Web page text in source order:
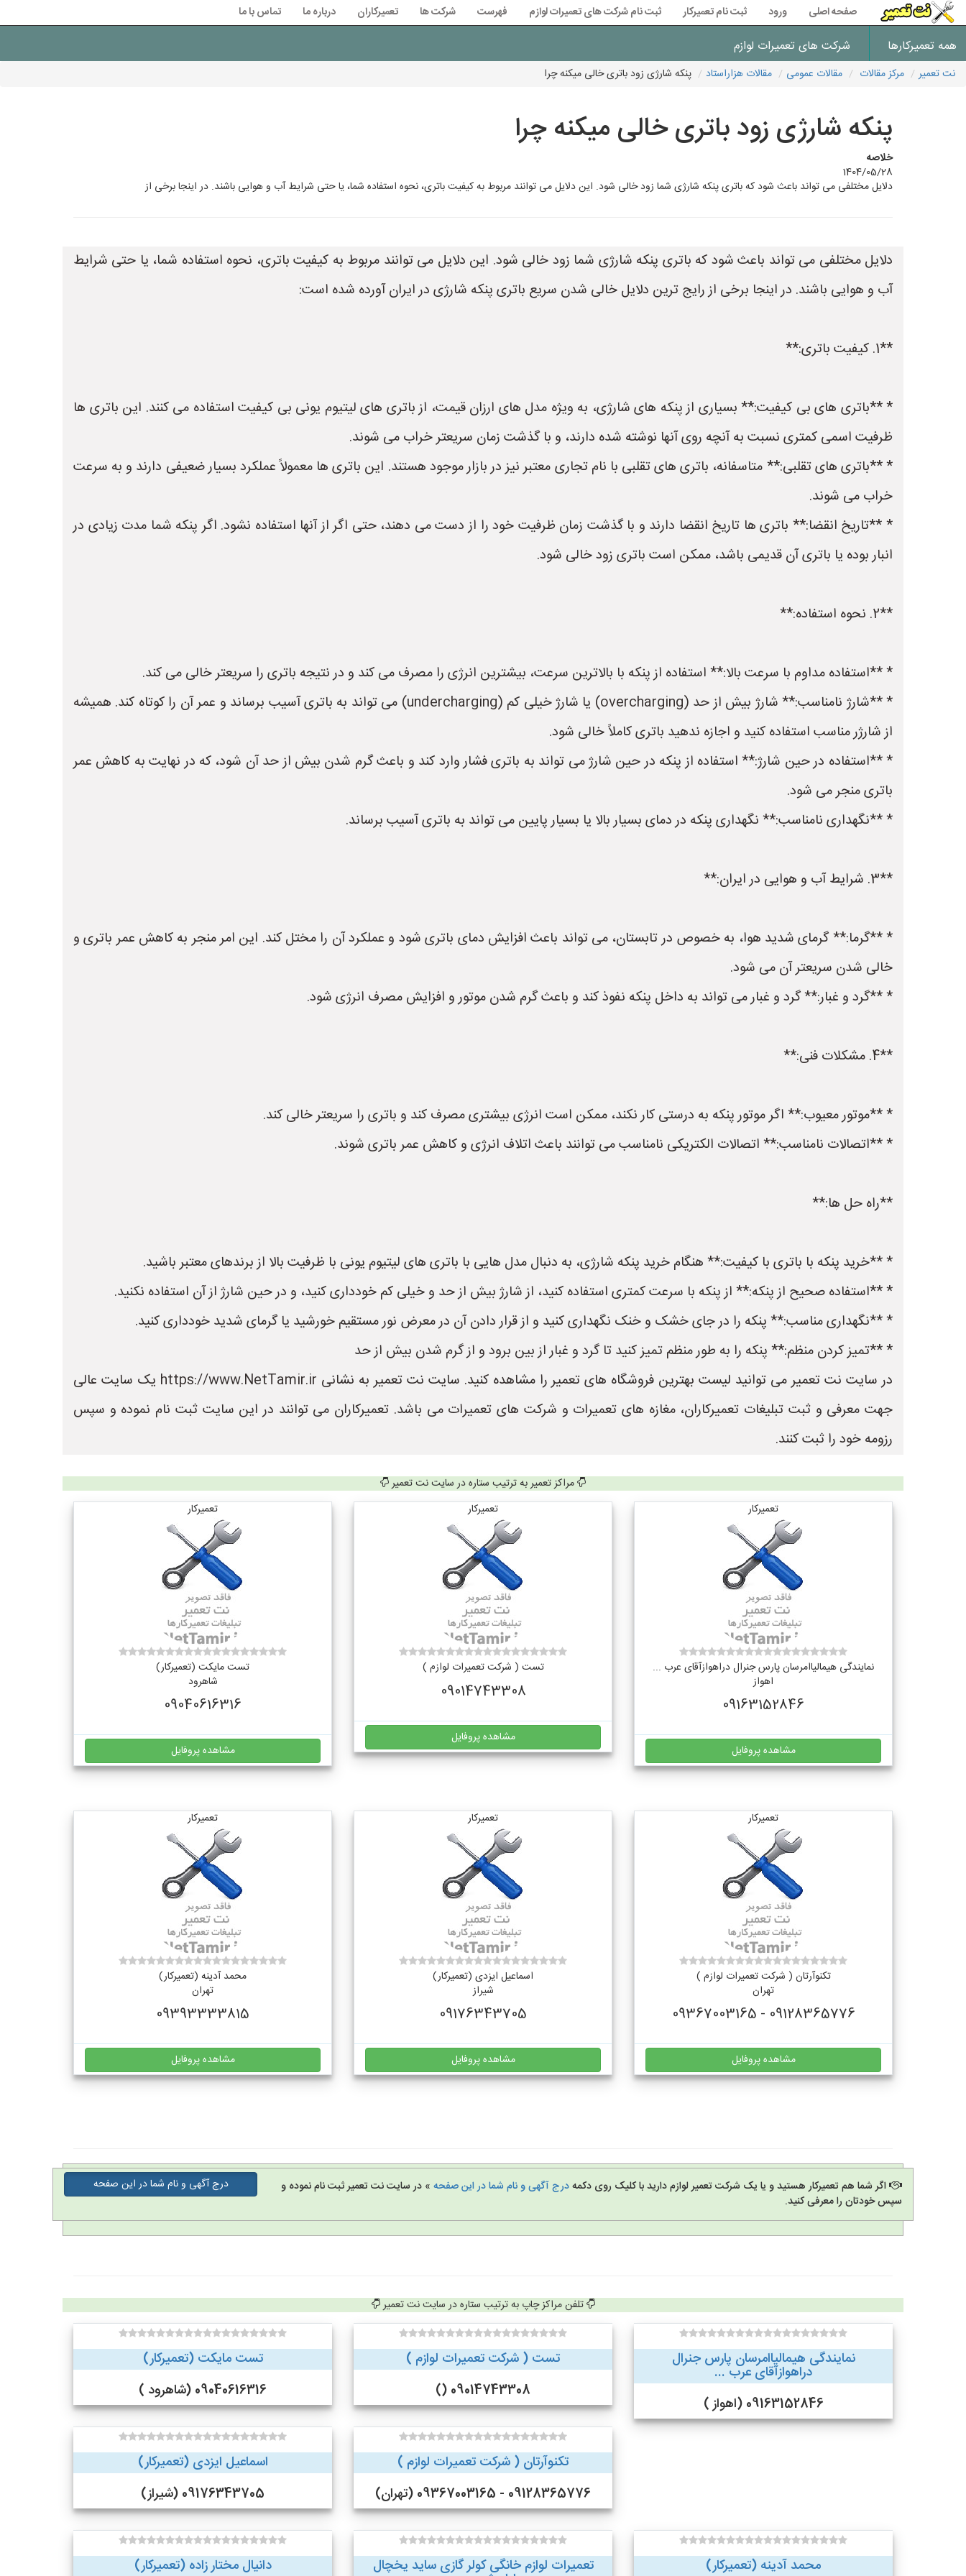
صفحه اصلی ورود ثبت نام تعمیرکار ثبت نام شرکت های تعمیرات لوازم فهرست شرکت ها تعمیرکاران درباره ما تماس با ما
همه تعمیرکارها شرکت های تعمیرات لوازم
نت تعمیر مرکز مقالات مقالات عمومی مقالات هزاراستاد پنکه شارژی زود باتری خالی میکنه چرا
پنکه شارژی زود باتری خالی میکنه چرا
خلاصه
1404/05/28
دلایل مختلفی می تواند باعث شود که باتری پنکه شارژی شما زود خالی شود. این دلایل می توانند مربوط به کیفیت باتری، نحوه استفاده شما، یا حتی شرایط آب و هوایی باشند. در اینجا برخی از
دلایل مختلفی می تواند باعث شود که باتری پنکه شارژی شما زود خالی شود. این دلایل می توانند مربوط به کیفیت باتری، نحوه استفاده شما، یا حتی شرایط
آب و هوایی باشند. در اینجا برخی از رایج ترین دلایل خالی شدن سریع باتری پنکه شارژی در ایران آورده شده است:
**1. کیفیت باتری:**
* **باتری های بی کیفیت:** بسیاری از پنکه های شارژی، به ویژه مدل های ارزان قیمت، از باتری های لیتیوم یونی بی کیفیت استفاده می کنند. این باتری ها
ظرفیت اسمی کمتری نسبت به آنچه روی آنها نوشته شده دارند، و با گذشت زمان سریعتر خراب می شوند.
* **باتری های تقلبی:** متاسفانه، باتری های تقلبی با نام تجاری معتبر نیز در بازار موجود هستند. این باتری ها معمولاً عملکرد بسیار ضعیفی دارند و به سرعت
خراب می شوند.
* **تاریخ انقضا:** باتری ها تاریخ انقضا دارند و با گذشت زمان ظرفیت خود را از دست می دهند، حتی اگر از آنها استفاده نشود. اگر پنکه شما مدت زیادی در
انبار بوده یا باتری آن قدیمی باشد، ممکن است باتری زود خالی شود.
**2. نحوه استفاده:**
* **استفاده مداوم با سرعت بالا:** استفاده از پنکه با بالاترین سرعت، بیشترین انرژی را مصرف می کند و در نتیجه باتری را سریعتر خالی می کند.
* **شارژ نامناسب:** شارژ بیش از حد (overcharging) یا شارژ خیلی کم (undercharging) می تواند به باتری آسیب برساند و عمر آن را کوتاه کند. همیشه
از شارژر مناسب استفاده کنید و اجازه ندهید باتری کاملاً خالی شود.
* **استفاده در حین شارژ:** استفاده از پنکه در حین شارژ می تواند به باتری فشار وارد کند و باعث گرم شدن بیش از حد آن شود، که در نهایت به کاهش عمر
باتری منجر می شود.
* **نگهداری نامناسب:** نگهداری پنکه در دمای بسیار بالا یا بسیار پایین می تواند به باتری آسیب برساند.
**3. شرایط آب و هوایی در ایران:**
* **گرما:** گرمای شدید هوا، به خصوص در تابستان، می تواند باعث افزایش دمای باتری شود و عملکرد آن را مختل کند. این امر منجر به کاهش عمر باتری و
خالی شدن سریعتر آن می شود.
* **گرد و غبار:** گرد و غبار می تواند به داخل پنکه نفوذ کند و باعث گرم شدن موتور و افزایش مصرف انرژی شود.
**4. مشکلات فنی:**
* **موتور معیوب:** اگر موتور پنکه به درستی کار نکند، ممکن است انرژی بیشتری مصرف کند و باتری را سریعتر خالی کند.
* **اتصالات نامناسب:** اتصالات الکتریکی نامناسب می توانند باعث اتلاف انرژی و کاهش عمر باتری شوند.
**راه حل ها:**
* **خرید پنکه با باتری با کیفیت:** هنگام خرید پنکه شارژی، به دنبال مدل هایی با باتری های لیتیوم یونی با ظرفیت بالا از برندهای معتبر باشید.
* **استفاده صحیح از پنکه:** از پنکه با سرعت کمتری استفاده کنید، از شارژ بیش از حد و خیلی کم خودداری کنید، و در حین شارژ از آن استفاده نکنید.
* **نگهداری مناسب:** پنکه را در جای خشک و خنک نگهداری کنید و از قرار دادن آن در معرض نور مستقیم خورشید یا گرمای شدید خودداری کنید.
* **تمیز کردن منظم:** پنکه را به طور منظم تمیز کنید تا گرد و غبار از بین برود و از گرم شدن بیش از حد
در سایت نت تعمیر می توانید لیست بهترین فروشگاه های تعمیر را مشاهده کنید. سایت نت تعمیر به نشانی https://www.NetTamir.ir یک سایت عالی
جهت معرفی و ثبت تبلیغات تعمیرکاران، مغازه های تعمیرات و شرکت های تعمیرات می باشد. تعمیرکاران می توانند در این سایت ثبت نام نموده و سپس
رزومه خود را ثبت کنند.
مراکز تعمیر به ترتیب ستاره در سایت نت تعمیر
تعمیرکار
نمایندگی هیمالیاامرسان پارس جنرال دراهوازآقای عرب ...
اهواز
09163152846
مشاهده پروفایل
تعمیرکار
تست ( شرکت تعمیرات لوازم )
09014743308
مشاهده پروفایل
تعمیرکار
تست مایکت (تعمیرکار)
شاهرود
09040616316
مشاهده پروفایل
تعمیرکار
تکنوآرتان ( شرکت تعمیرات لوازم )
تهران
09128365776 - 09367003165
مشاهده پروفایل
تعمیرکار
اسماعیل ایزدی (تعمیرکار)
شیراز
09176343705
مشاهده پروفایل
تعمیرکار
محمد آدینه (تعمیرکار)
تهران
09393333815
مشاهده پروفایل
اگر شما هم تعمیرکار هستید و یا یک شرکت تعمیر لوازم دارید با کلیک روی دکمهدرج آگهی و نام شما در این صفحه » در سایت نت تعمیر ثبت نام نموده و
سپس خودتان را معرفی کنید.
درج آگهی و نام شما در این صفحه
تلفن مراکز چاپ به ترتیب ستاره در سایت نت تعمیر
نمایندگی هیمالیاامرسان پارس جنرال
دراهوازآقای عرب ...
09163152846 (اهواز )
تست ( شرکت تعمیرات لوازم )
09014743308 ()
تست مایکت (تعمیرکار)
09040616316 (شاهرود )
تکنوآرتان ( شرکت تعمیرات لوازم )
09128365776 - 09367003165 (تهران)
اسماعیل ایزدی (تعمیرکار)
09176343705 (شیراز)
محمد آدینه (تعمیرکار) تعمیرات لوازم خانگی کولر گازی ساید یخچال دانیال مختار زاده (تعمیرکار)